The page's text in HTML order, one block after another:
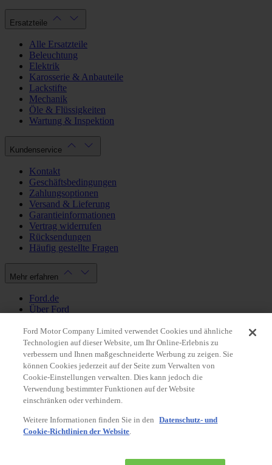
Ersatzteile
Alle Ersatzteile
Beleuchtung
Elektrik
Karosserie & Anbauteile
Lackstifte
Mechanik
Öle & Flüssigkeiten
Wartung & Inspektion
Kundenservice
Kontakt
Geschäftsbedingungen
Zahlungsoptionen
Versand & Lieferung
Garantieinformationen
Vertrag widerrufen
Rücksendungen
Häufig gestellte Fragen
Mehr erfahren
Ford.de
Über Ford
Datenschutzbestimmungen
Impressum
Mein Konto
Login / Registrierung
Meine Bestellungen
Land ändern
Ford Motor Company Limited verwendet Cookies und ähnliche
Technologien auf dieser Website, um Ihr Online-Erlebnis zu
verbessern und Ihnen maßgeschneiderte Werbung zu zeigen. Sie
können Cookies jederzeit auf der Seite zum Verwalten von
Cookie-Einstellungen verwalten. Dies kann jedoch die
Verwendung bestimmter Funktionen auf der Website
einschränken oder verhindern.
Weitere Informationen finden Sie in den
Datenschutz- und
Cookie-Richtlinien der Website.